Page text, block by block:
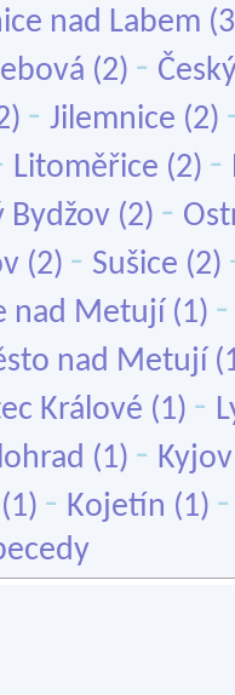
nad Labem
(2) -
- Jilemnice (2)
Litoměřice (2) -
Bydžov (2) -
(2) - Sušice (2)
nad Metují (1)
nad Metují
Králové (1) -
(1) - Kyjov
(1) - Kojetín (1)